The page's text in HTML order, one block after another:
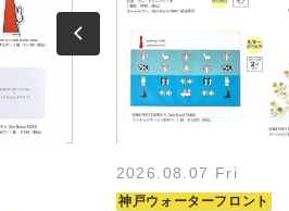
2026.08.07 Fri
神戸ウォーターフロント